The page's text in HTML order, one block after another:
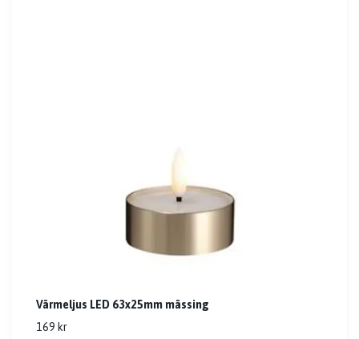
Värmeljus LED 63x25mm mässing
169 kr